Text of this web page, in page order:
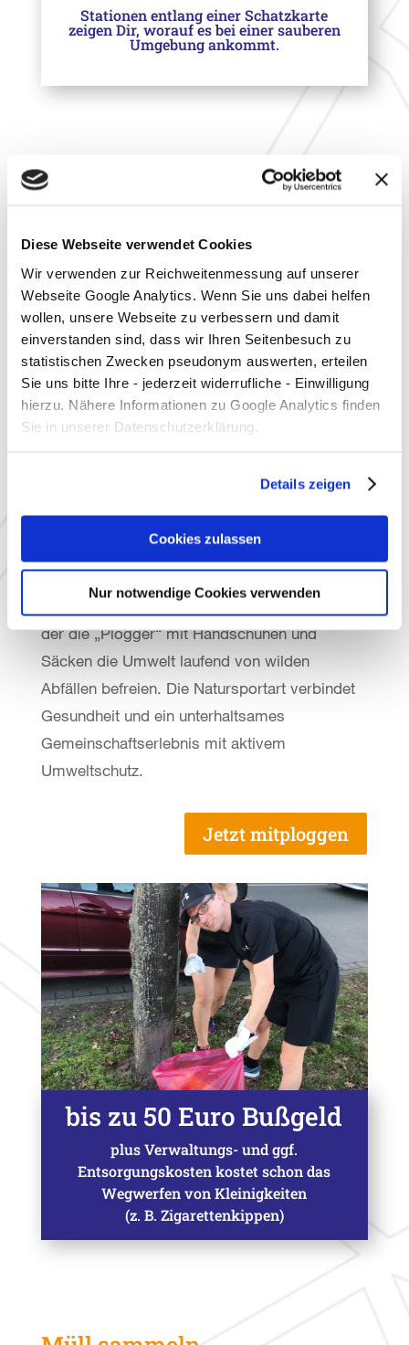
Diese Webseite verwendet Cookies
Wir verwenden zur Reichweitenmessung auf unserer
Webseite Google Analytics. Wenn Sie uns dabei helfen
wollen, unsere Webseite zu verbessern und damit
einverstanden sind, dass wir Ihren Seitenbesuch zu
statistischen Zwecken pseudonym auswerten, erteilen
Sie uns bitte Ihre - jederzeit widerrufliche - Einwilligung
hierzu. Nähere Informationen zu Google Analytics finden
Sie in unserer Datenschutzerklärung.
Details zeigen
Cookies zulassen
Nur notwendige Cookies verwenden
Stationen entlang einer Schatzkarte
zeigen Dir, worauf es bei einer sauberen
Umgebung ankommt.
Sauberkeits-Rallye
Rallye bilden wir Dich aus zum
Sauberkeitsbotschafter – inklusive
persönlicher Urkunde. An vier Stationen lernst
Du spielerisch, worauf es ankommt, die eigene
Umgebung sauber zu halten.
Plogging
„Laufend Gutes tun“: Unter diesem Motto
organisiert unser Partner eichels: Event
regelmäßige Aktionen in ganz Hannover, bei
der die „Plogger“ mit Handschuhen und
Säcken die Umwelt laufend von wilden
Abfällen befreien. Die Natursportart verbindet
Gesundheit und ein unterhaltsames
Gemeinschaftserlebnis mit aktivem
Umweltschutz.
Jetzt mitploggen
bis zu 50 Euro Bußgeld
plus Verwaltungs- und ggf.
Entsorgungskosten kostet schon das
Wegwerfen von Kleinigkeiten
(z. B. Zigarettenkippen)